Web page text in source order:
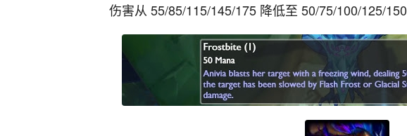
伤害从 55/85/115/145/175 降低至 50/75/100/125/150